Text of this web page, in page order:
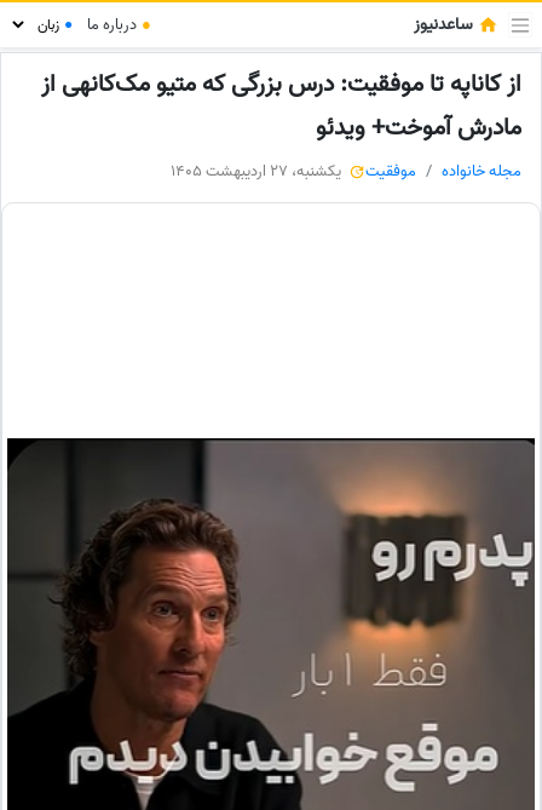
ساعدنیوز ● درباره ما ●
از کاناپه تا موفقیت: درس بزرگی که متیو مک‌کانهی از
مادرش آموخت+ ویدئو
مجله خانواده موفقیت یکشنبه، 27 اردیبهشت 1405